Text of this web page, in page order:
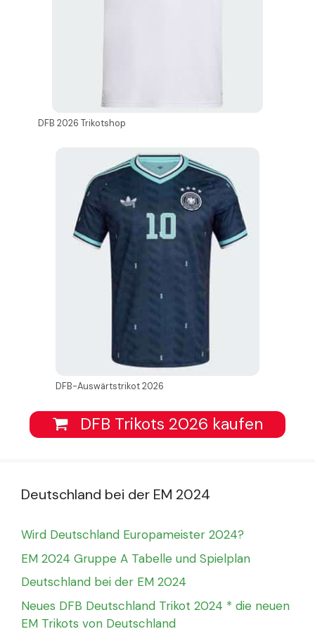
DFB 2026 Trikotshop
DFB-Auswärtstrikot 2026
DFB Trikots 2026 kaufen
Deutschland bei der EM 2024
Wird Deutschland Europameister 2024?
EM 2024 Gruppe A Tabelle und Spielplan
Deutschland bei der EM 2024
Neues DFB Deutschland Trikot 2024 * die neuen
EM Trikots von Deutschland